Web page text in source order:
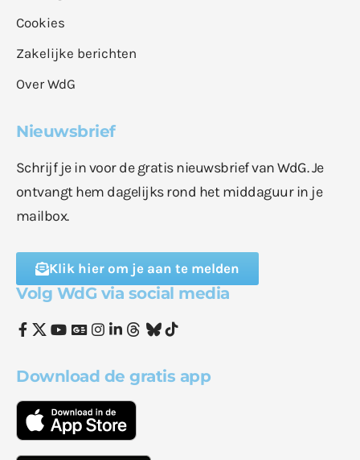
Cookies
Zakelijke berichten
Over WdG
Nieuwsbrief
Schrijf je in voor de gratis nieuwsbrief van WdG. Je
ontvangt hem dagelijks rond het middaguur in je
mailbox.
Klik hier om je aan te melden
Volg WdG via social media
Download de gratis app